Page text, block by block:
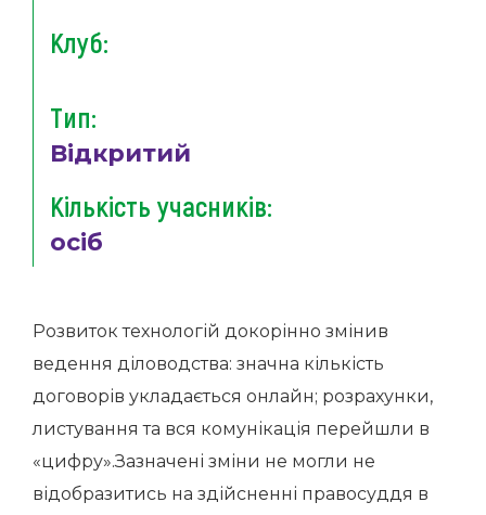
Клуб:
Тип:
Відкритий
Кількість учасників:
осіб
Розвиток технологій докорінно змінив
ведення діловодства: значна кількість
договорів укладається онлайн; розрахунки,
листування та вся комунікація перейшли в
«цифру».Зазначені зміни не могли не
відобразитись на здійсненні правосуддя в